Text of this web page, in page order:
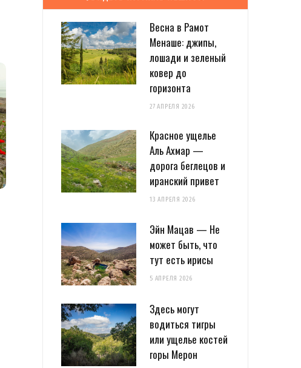
Весна в Рамот
Менаше: джипы,
лошади и зеленый
ковер до
горизонта
27 АПРЕЛЯ 2026
Красное ущелье
Аль Ахмар —
дорога беглецов и
иранский привет
13 АПРЕЛЯ 2026
Эйн Мацав — Не
может быть, что
тут есть ирисы
5 АПРЕЛЯ 2026
Здесь могут
водиться тигры
или ущелье костей
горы Мерон